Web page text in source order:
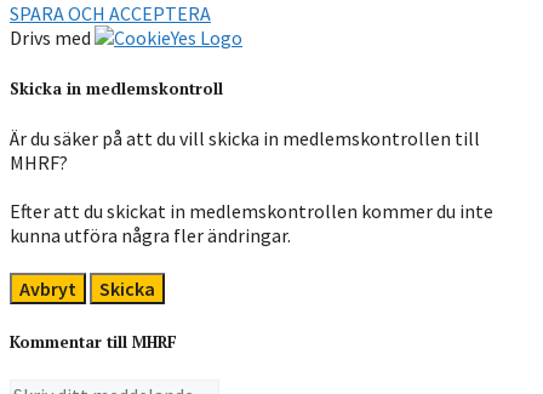
SPARA OCH ACCEPTERA
Drivs med
Skicka in medlemskontroll
Är du säker på att du vill skicka in medlemskontrollen till
MHRF?
Efter att du skickat in medlemskontrollen kommer du inte
kunna utföra några fler ändringar.
Avbryt Skicka
Kommentar till MHRF